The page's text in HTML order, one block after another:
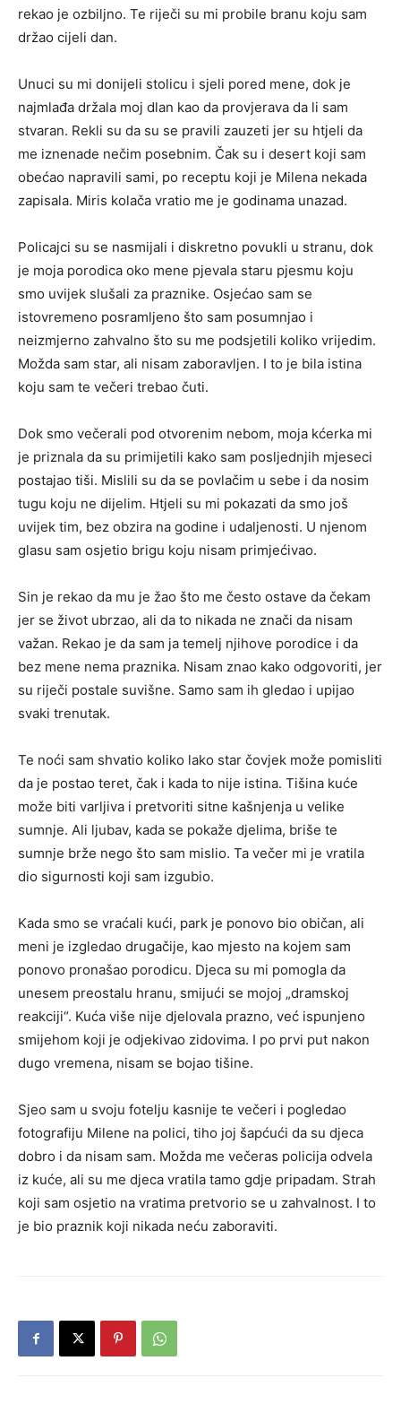
rekao je ozbiljno. Te riječi su mi probile branu koju sam
držao cijeli dan.
Unuci su mi donijeli stolicu i sjeli pored mene, dok je
najmlađa držala moj dlan kao da provjerava da li sam
stvaran. Rekli su da su se pravili zauzeti jer su htjeli da
me iznenade nečim posebnim. Čak su i desert koji sam
obećao napravili sami, po receptu koji je Milena nekada
zapisala. Miris kolača vratio me je godinama unazad.
Policajci su se nasmijali i diskretno povukli u stranu, dok
je moja porodica oko mene pjevala staru pjesmu koju
smo uvijek slušali za praznike. Osjećao sam se
istovremeno posramljeno što sam posumnjao i
neizmjerno zahvalno što su me podsjetili koliko vrijedim.
Možda sam star, ali nisam zaboravljen. I to je bila istina
koju sam te večeri trebao čuti.
Dok smo večerali pod otvorenim nebom, moja kćerka mi
je priznala da su primijetili kako sam posljednjih mjeseci
postajao tiši. Mislili su da se povlačim u sebe i da nosim
tugu koju ne dijelim. Htjeli su mi pokazati da smo još
uvijek tim, bez obzira na godine i udaljenosti. U njenom
glasu sam osjetio brigu koju nisam primjećivao.
Sin je rekao da mu je žao što me često ostave da čekam
jer se život ubrzao, ali da to nikada ne znači da nisam
važan. Rekao je da sam ja temelj njihove porodice i da
bez mene nema praznika. Nisam znao kako odgovoriti, jer
su riječi postale suvišne. Samo sam ih gledao i upijao
svaki trenutak.
Te noći sam shvatio koliko lako star čovjek može pomisliti
da je postao teret, čak i kada to nije istina. Tišina kuće
može biti varljiva i pretvoriti sitne kašnjenja u velike
sumnje. Ali ljubav, kada se pokaže djelima, briše te
sumnje brže nego što sam mislio. Ta večer mi je vratila
dio sigurnosti koji sam izgubio.
Kada smo se vraćali kući, park je ponovo bio običan, ali
meni je izgledao drugačije, kao mjesto na kojem sam
ponovo pronašao porodicu. Djeca su mi pomogla da
unesem preostalu hranu, smijući se mojoj „dramskoj
reakciji“. Kuća više nije djelovala prazno, već ispunjeno
smijehom koji je odjekivao zidovima. I po prvi put nakon
dugo vremena, nisam se bojao tišine.
Sjeo sam u svoju fotelju kasnije te večeri i pogledao
fotografiju Milene na polici, tiho joj šapćući da su djeca
dobro i da nisam sam. Možda me večeras policija odvela
iz kuće, ali su me djeca vratila tamo gdje pripadam. Strah
koji sam osjetio na vratima pretvorio se u zahvalnost. I to
je bio praznik koji nikada neću zaboraviti.